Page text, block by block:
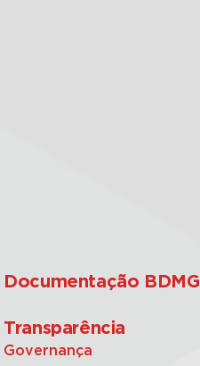
Documentação BDMG
Transparência
Governança